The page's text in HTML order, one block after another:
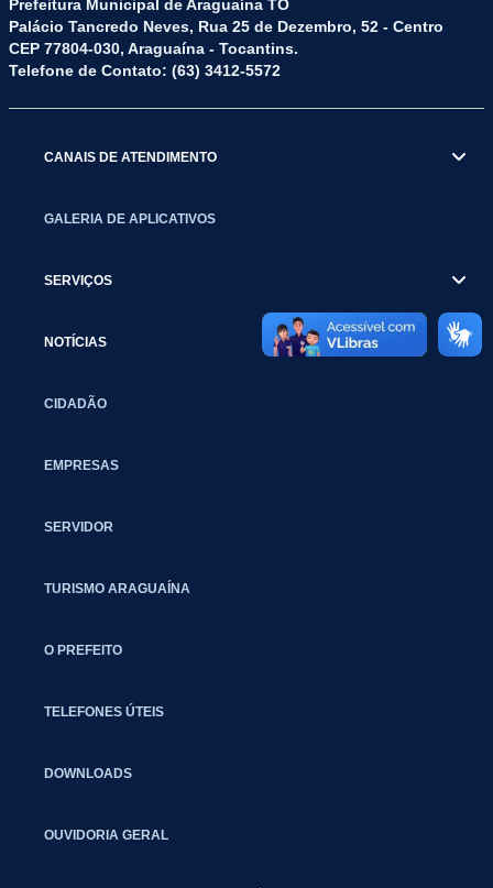
Prefeitura Municipal de Araguaína TO
Palácio Tancredo Neves, Rua 25 de Dezembro, 52 - Centro
CEP 77804-030, Araguaína - Tocantins.
Telefone de Contato: (63) 3412-5572
CANAIS DE ATENDIMENTO
GALERIA DE APLICATIVOS
SERVIÇOS
NOTÍCIAS
CIDADÃO
EMPRESAS
SERVIDOR
TURISMO ARAGUAÍNA
O PREFEITO
TELEFONES ÚTEIS
DOWNLOADS
OUVIDORIA GERAL